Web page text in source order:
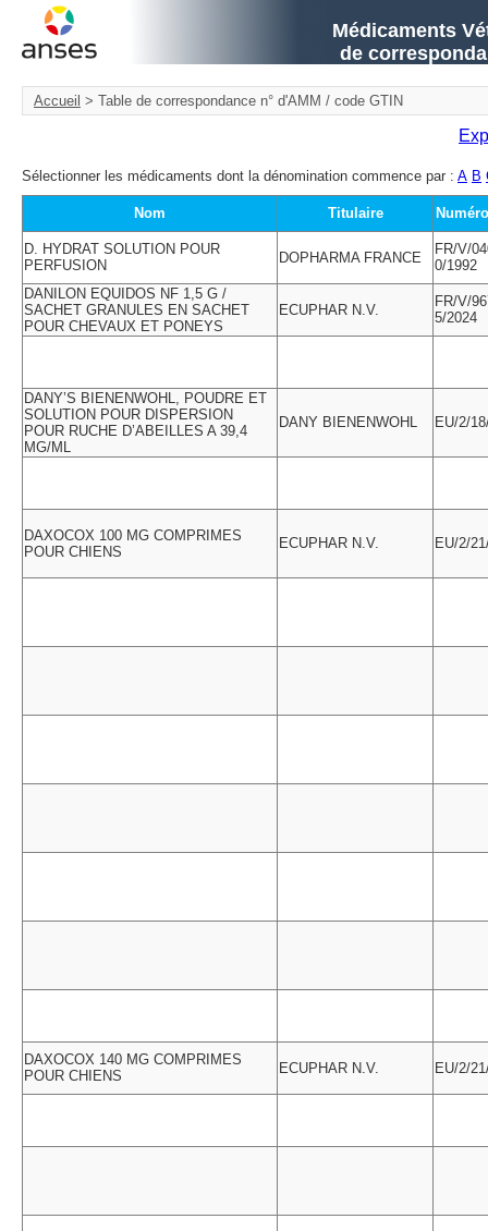
Médicaments
de
Accueil > Table de correspondance n° d'AMM / code GTIN
Sélectionner les médicaments dont la dénomination commence par : A B
Nom Titulaire
D. HYDRAT SOLUTION POUR
PERFUSION
DOPHARMA FRANCE
FR/V/
0/1992
DANILON EQUIDOS NF 1,5 G /
SACHET GRANULES EN SACHET
POUR CHEVAUX ET PONEYS
ECUPHAR N.V.
FR/V/
5/2024
DANY’S BIENENWOHL, POUDRE ET
SOLUTION POUR DISPERSION
POUR RUCHE D’ABEILLES A 39,4
MG/ML
DANY BIENENWOHL EU/2/
DAXOCOX 100 MG COMPRIMES
POUR CHIENS
ECUPHAR N.V. EU/2/
DAXOCOX 140 MG COMPRIMES
POUR CHIENS
ECUPHAR N.V. EU/2/